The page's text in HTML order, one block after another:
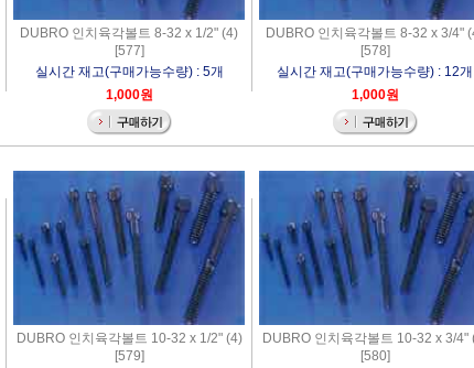
DUBRO 인치육각볼트 8-32 x 1/2" (4)
[577]
실시간 재고(구매가능수량) : 5개
1,000원
DUBRO 인치육각볼트 8-32 x 3/4"
[578]
실시간 재고(구매가능수량) : 12개
1,000원
DUBRO 인치육각볼트 10-32 x 1/2" (4)
[579]
DUBRO 인치육각볼트 10-32 x 3/4"
[580]